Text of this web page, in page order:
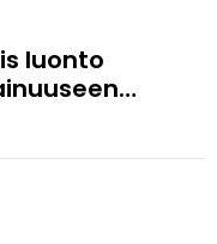
luonto